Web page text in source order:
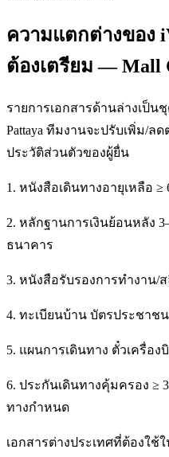
ความแตกต่างของ
ต้องเตรียม — Mall
รายการเอกสารด้านล่างเป็น
Pattaya ทีมงานจะปรับเพิ่ม/ล
ประวัติส่วนตัวของผู้ยื่น
1. หนังสือเดินทางอายุเหลือ
2. หลักฐานการเงินย้อนหลัง
ธนาคาร
3. หนังสือรับรองการทำงาน/
4. ทะเบียนบ้าน บัตรประชาช
5. แผนการเดินทาง ตั๋วเครื่อ
6. ประกันเดินทางคุ้มครอง ≥
ทางกำหนด
เอกสารต่างประเทศที่ต้องใช้